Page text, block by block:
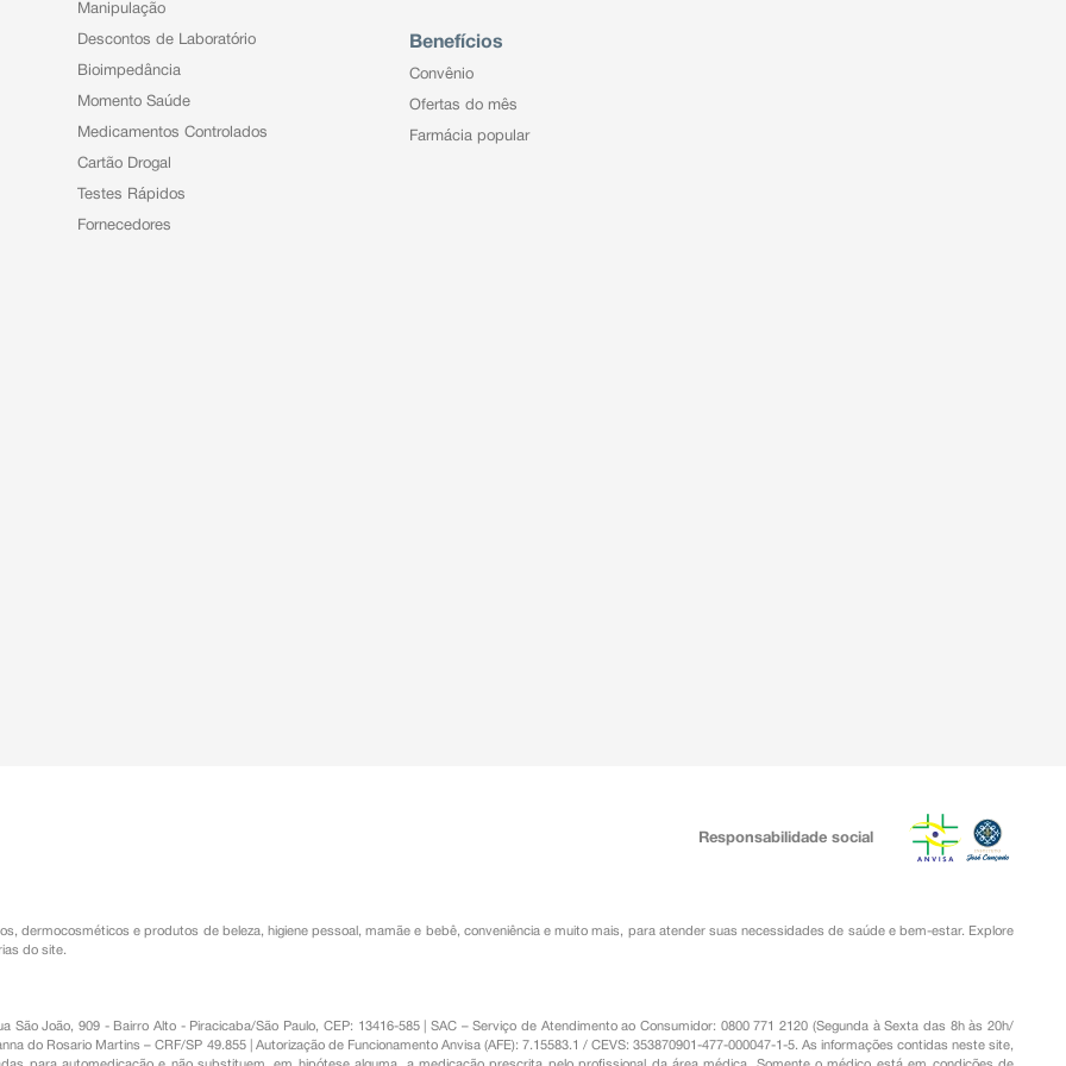
Manipulação
Descontos de Laboratório
Bioimpedância
Momento Saúde
Medicamentos Controlados
Cartão Drogal
Testes Rápidos
Fornecedores
Benefícios
Convênio
Ofertas do mês
Farmácia popular
Responsabilidade social
,dermocosméticos e produtos de beleza, higiene pessoal ,mamãe e bebê, conveniênciae muito mais, para atender suas necessidades de saúde e bem-estar. Explore
do site.
São João, 909 - Bairro Alto - Piracicaba/São Paulo, CEP: 13416-585 | SAC – Serviço de Atendimento ao Consumidor: 0800 771 2120 (Segunda à Sexta das 8h às 20h/
do Rosario Martins – CRF/SP 49.855 | Autorização de Funcionamento Anvisa (AFE): 7.15583.1 / CEVS: 353870901-477-000047-1-5. As informações contidas neste site,